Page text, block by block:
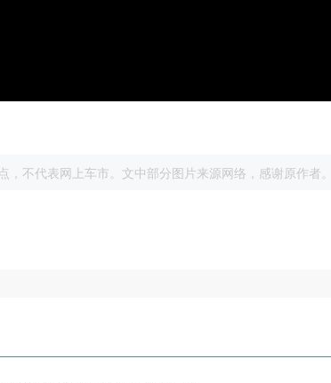
不代表网上车市。文中部分图片来源网络，感谢原作者。